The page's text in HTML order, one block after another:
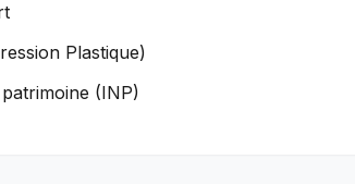
Plastique)
(INP)